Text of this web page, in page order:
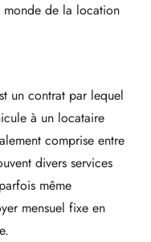
monde de la location
un contrat par lequel
à un locataire
comprise entre
divers services
même
mensuel fixe en